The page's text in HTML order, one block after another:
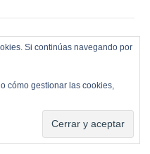
Si continúas navegando por
cómo gestionar las cookies,